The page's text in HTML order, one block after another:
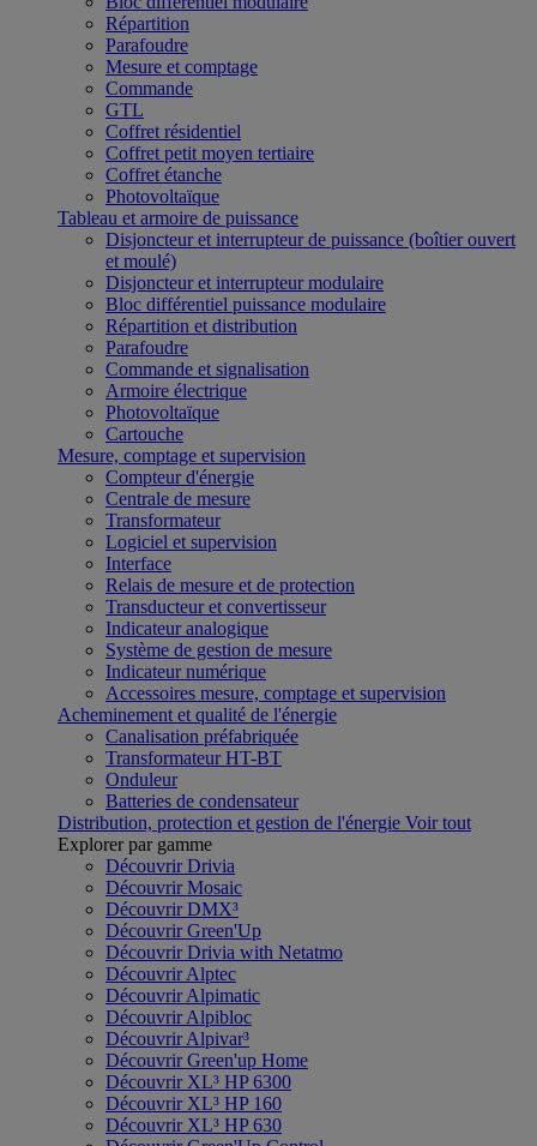
Répartition
Parafoudre
Mesure et comptage
Commande
GTL
Coffret résidentiel
Coffret petit moyen tertiaire
Coffret étanche
Photovoltaïque
Tableau et armoire de puissance
Disjoncteur et interrupteur de puissance (boîtier ouvert
et moulé)
Disjoncteur et interrupteur modulaire
Bloc différentiel puissance modulaire
Répartition et distribution
Parafoudre
Commande et signalisation
Armoire électrique
Photovoltaïque
Cartouche
Mesure, comptage et supervision
Compteur d'énergie
Centrale de mesure
Transformateur
Logiciel et supervision
Interface
Relais de mesure et de protection
Transducteur et convertisseur
Indicateur analogique
Système de gestion de mesure
Indicateur numérique
Accessoires mesure, comptage et supervision
Acheminement et qualité de l'énergie
Canalisation préfabriquée
Transformateur HT-BT
Onduleur
Batteries de condensateur
Distribution, protection et gestion de l'énergie Voir tout
Explorer par gamme
Découvrir Drivia
Découvrir Mosaic
Découvrir DMX³
Découvrir Green'Up
Découvrir Drivia with Netatmo
Découvrir Alptec
Découvrir Alpimatic
Découvrir Alpibloc
Découvrir Alpivar³
Découvrir Green'up Home
Découvrir XL³ HP 6300
Découvrir XL³ HP 160
Découvrir XL³ HP 630